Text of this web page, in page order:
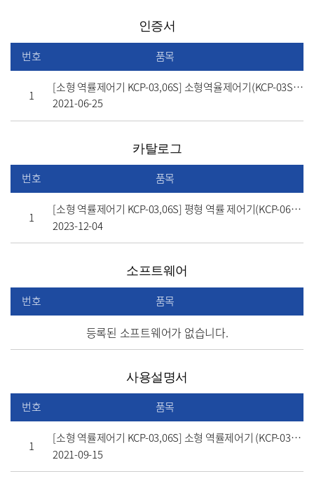
인증서
번호 품목
1
[소형 역률제어기 KCP-03,06S] 소형역율제어기(KCP-03S,06S) 인증서
2021-06-25
카탈로그
번호 품목
1
[소형 역률제어기 KCP-03,06S] 평형 역률 제어기(KCP-06,12,03S,06S,SM) 카탈로그(10th)
2023-12-04
소프트웨어
번호 품목
등록된 소프트웨어가 없습니다.
사용설명서
번호 품목
1
[소형 역률제어기 KCP-03,06S] 소형 역률제어기 (KCP-03,06S) 사용설명서
2021-09-15